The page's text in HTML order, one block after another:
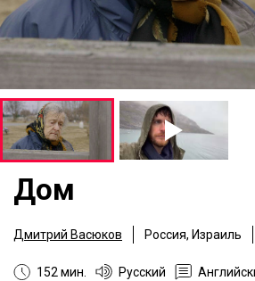
Дом
Дмитрий Васюков Россия, Израиль
152 мин. Русский